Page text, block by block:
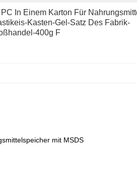
In Einem Karton Für
Kasten-Gel-Satz Des Fabrik-
400g F
mit MSDS